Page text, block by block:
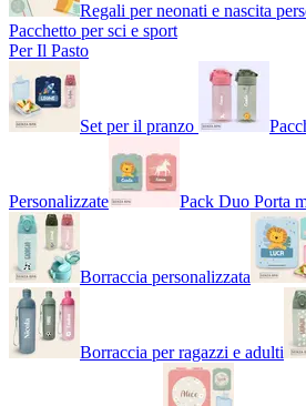
Regali per neonati e nascita
Pacchetto per sci e sport
Per Il Pasto
Set per il pranzo
Personalizzate Pack Duo Porta
Borraccia personalizzata
Borraccia per ragazzi e adulti